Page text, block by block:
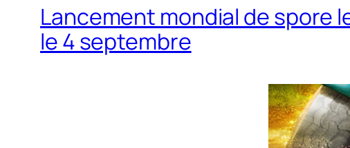
Lancement mondial de spore
le 4 septembre